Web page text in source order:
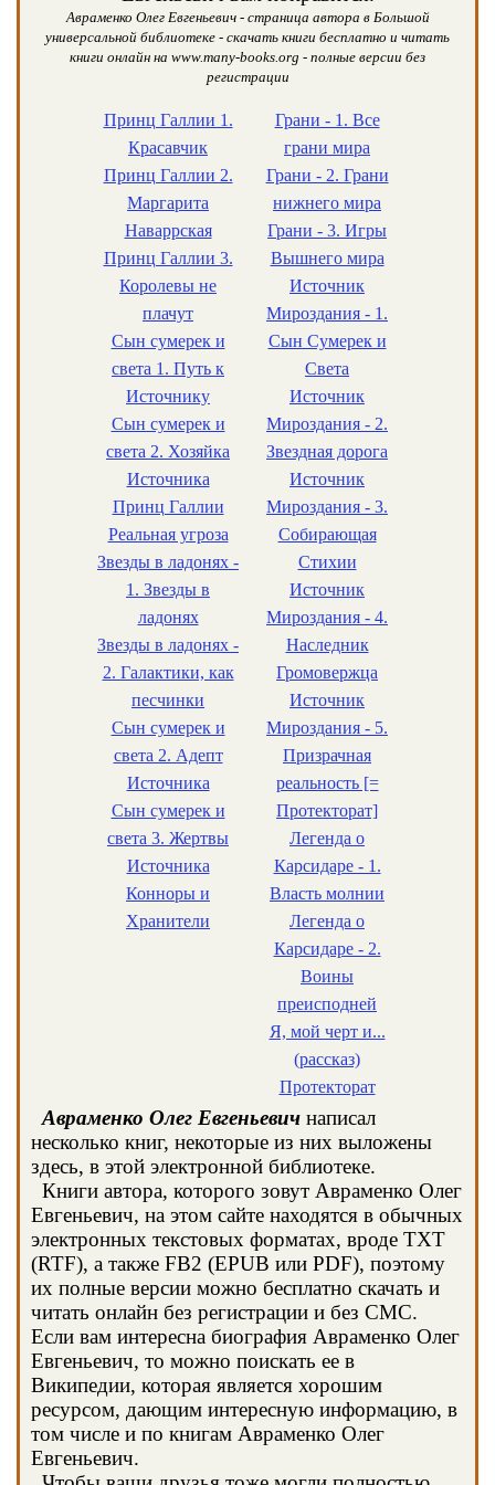
Авраменко Олег Евгеньевич - страница автора в Большой
универсальной библиотеке - скачать книги бесплатно и читать
книги онлайн на www.many-books.org - полные версии без
регистрации
Принц Галлии 1.
Красавчик
Принц Галлии 2.
Маргарита
Наваррская
Принц Галлии 3.
Королевы не
плачут
Сын сумерек и
света 1. Путь к
Источнику
Сын сумерек и
света 2. Хозяйка
Источника
Принц Галлии
Реальная угроза
Звезды в ладонях -
1. Звезды в
ладонях
Звезды в ладонях -
2. Галактики, как
песчинки
Сын сумерек и
света 2. Адепт
Источника
Сын сумерек и
света 3. Жертвы
Источника
Конноры и
Хранители
Грани - 1. Все
грани мира
Грани - 2. Грани
нижнего мира
Грани - 3. Игры
Вышнего мира
Источник
Мироздания - 1.
Сын Сумерек и
Света
Источник
Мироздания - 2.
Звездная дорога
Источник
Мироздания - 3.
Собирающая
Стихии
Источник
Мироздания - 4.
Наследник
Громовержца
Источник
Мироздания - 5.
Призрачная
реальность [=
Протекторат]
Легенда о
Карсидаре - 1.
Власть молнии
Легенда о
Карсидаре - 2.
Воины
преисподней
Я, мой черт и...
(рассказ)
Протекторат
Авраменко Олег Евгеньевич написал
несколько книг, некоторые из них выложены
здесь, в этой электронной библиотеке.
Книги автора, которого зовут Авраменко Олег
Евгеньевич, на этом сайте находятся в обычных
электронных текстовых форматах, вроде TXT
(RTF), а также FB2 (EPUB или PDF), поэтому
их полные версии можно бесплатно скачать и
читать онлайн без регистрации и без СМС.
Если вам интересна биография Авраменко Олег
Евгеньевич, то можно поискать ее в
Википедии, которая является хорошим
ресурсом, дающим интересную информацию, в
том числе и по книгам Авраменко Олег
Евгеньевич.